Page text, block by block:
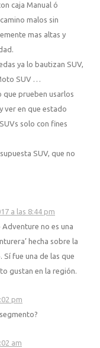
caja Manual ó
malos sin
mas altas y
ya lo bautizan SUV,
SUV …
que prueben usarlos
ver en que estado
solo con fines
SUV, que no
a las 8:44 pm
Adventure no es una
hecha sobre la
Sí fue una de las que
gustan en la región.
pm
am